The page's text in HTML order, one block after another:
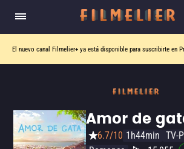
El nuevo canal Filmelier+ ya está disponible para suscribirte en
Amor de
6.7/10 1h44min TV-